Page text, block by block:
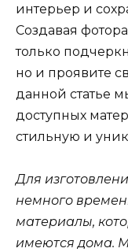
интерьер и
Создавая
только
но и проявите
данной статье
доступных
стильную и
Для
немного
материалы,
имеются дома.